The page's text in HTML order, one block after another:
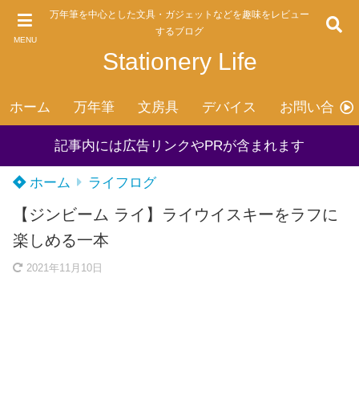
MENU
万年筆を中心とした文具・ガジェットなどを趣味をレビュー
するブログ
Stationery Life
ホーム 万年筆 文房具 デバイス お問い合わ
記事内には広告リンクやPRが含まれます
ホーム ライフログ
【ジンビーム ライ】ライウイスキーをラフに
楽しめる一本
2021年11月10日